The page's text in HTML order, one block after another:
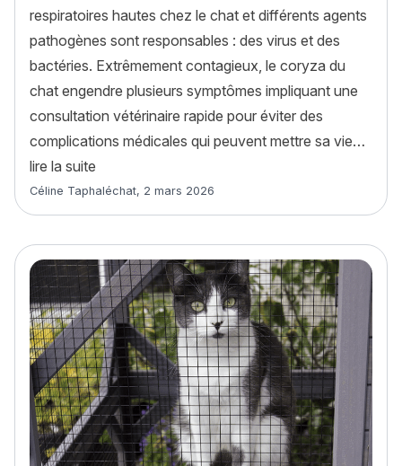
respiratoires hautes chez le chat et différents agents
pathogènes sont responsables : des virus et des
bactéries. Extrêmement contagieux, le coryza du
chat engendre plusieurs symptômes impliquant une
consultation vétérinaire rapide pour éviter des
complications médicales qui peuvent mettre sa vie…
lire la suite
Article rédigé par
Céline Taphaléchat, 2 mars 2026